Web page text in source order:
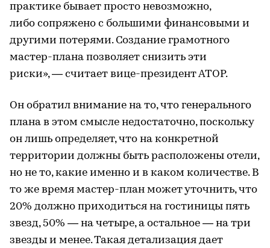
практике бывает просто невозможно,
либо сопряжено с большими финансовыми и
другими потерями. Создание грамотного
мастер-плана позволяет снизить эти
риски», — считает вице-президент АТОР.
Он обратил внимание на то, что генерального
плана в этом смысле недостаточно, поскольку
он лишь определяет, что на конкретной
территории должны быть расположены отели,
но не то, какие именно и в каком количестве. В
то же время мастер-план может уточнить, что
20% должно приходиться на гостиницы пять
звезд, 50% — на четыре, а остальное — на три
звезды и менее. Такая детализация дает